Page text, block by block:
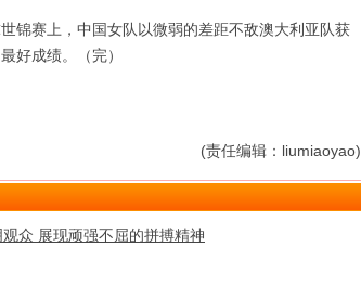
赛上，中国女队以微弱的差距不敌澳大利亚队获
好成绩。（完）
(责任编辑：liumiaoyao)
众 展现顽强不屈的拼搏精神